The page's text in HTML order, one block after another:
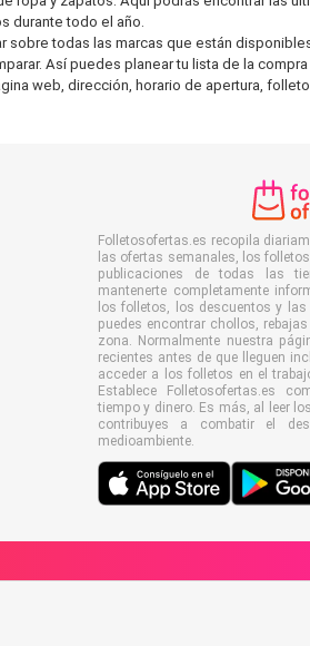
durante todo el año.
todas las marcas que están
Así puedes planear tu lista de la
web, dirección, horario de apertura,
Folletosofertas.es recopila
las ofertas semanales, los
publicaciones de todas las
mantenerte completamente
los folletos, los descuentos y
puedes encontrar chollos,
zona. Normalmente nuestra
recientes antes de que lleguen
acceder a los folletos en el
Establece Folletosofertas.es
tiempo y dinero. Es más, al leer
contribuyes a combatir el
medioambiente.